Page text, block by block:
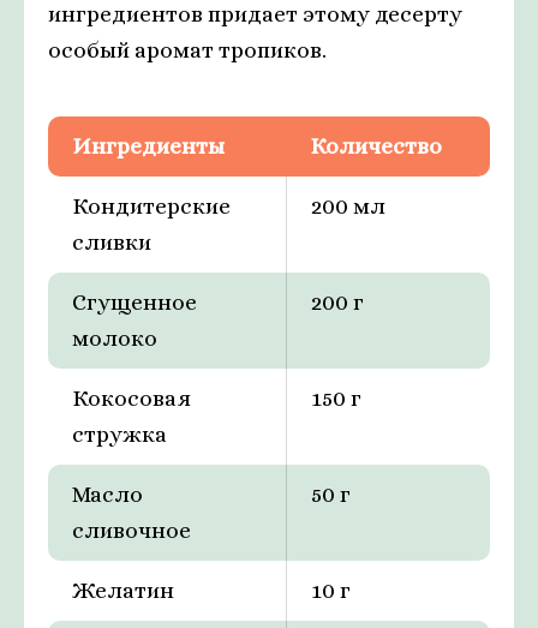
ингредиентов придает этому десерту
особый аромат тропиков.
Ингредиенты Количество
Кондитерские
сливки
200 мл
Сгущенное
молоко
200 г
Кокосовая
стружка
150 г
Масло
сливочное
50 г
Желатин 10 г